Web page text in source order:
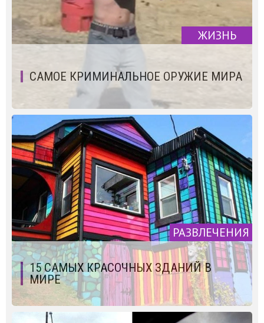
ЖИЗНЬ
САМОЕ КРИМИНАЛЬНОЕ ОРУЖИЕ МИРА
РАЗВЛЕЧЕНИЯ
15 САМЫХ КРАСОЧНЫХ ЗДАНИЙ В
МИРЕ